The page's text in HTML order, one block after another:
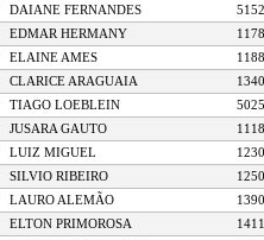
DAIANE FERNANDES
EDMAR HERMANY
ELAINE AMES
CLARICE ARAGUAIA
TIAGO LOEBLEIN
JUSARA GAUTO
LUIZ MIGUEL
SILVIO RIBEIRO
LAURO ALEMÃO
ELTON PRIMOROSA